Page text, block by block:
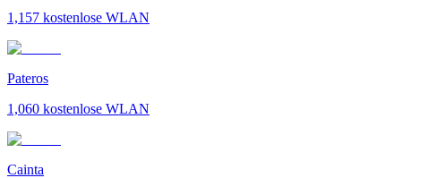
1,157 kostenlose WLAN
Pateros
1,060 kostenlose WLAN
Cainta